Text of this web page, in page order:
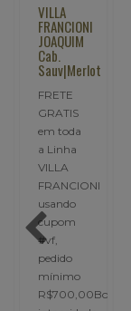
VILLA
FRANCIONI
JOAQUIM
Cab.
Sauv|Merlot
FRETE
GRATIS
em toda
a Linha
VILLA
FRANCIONI
usando
cupom
#vf,
pedido
mínimo
R$700,00Boa